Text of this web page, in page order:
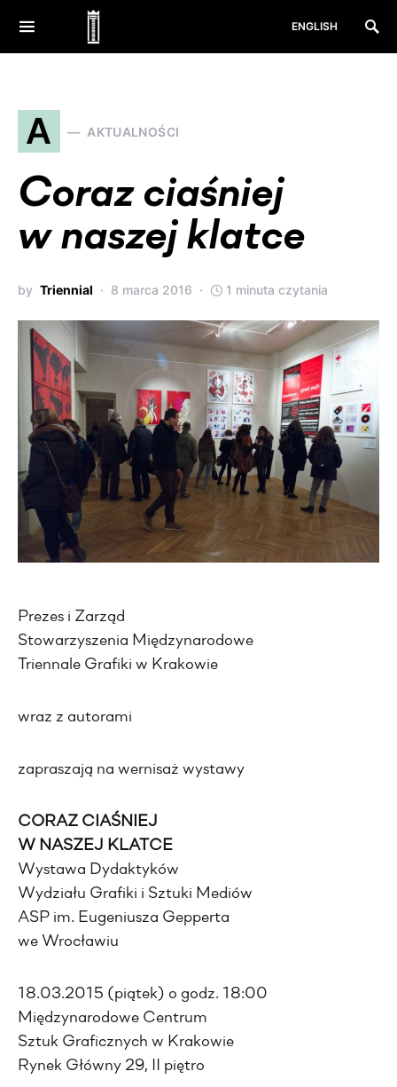
ENGLISH
A AKTUALNOŚCI
Coraz ciaśniej
w naszej klatce
by Triennial 8 marca 2016 1 minuta czytania
Prezes i Zarząd
Stowarzyszenia Międzynarodowe
Triennale Grafiki w Krakowie
wraz z autorami
zapraszają na wernisaż wystawy
CORAZ CIAŚNIEJ
W NASZEJ KLATCE
Wystawa Dydaktyków
Wydziału Grafiki i Sztuki Mediów
ASP im. Eugeniusza Gepperta
we Wrocławiu
18.03.2015 (piątek) o godz. 18:00
Międzynarodowe Centrum
Sztuk Graficznych w Krakowie
Rynek Główny 29, II piętro